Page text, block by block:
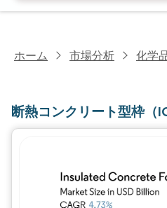
ホーム 市場分析 化学
断熱コンクリート型枠（